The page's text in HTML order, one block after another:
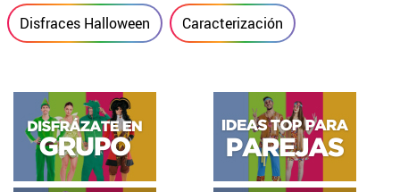
Disfraces Halloween Caracterización